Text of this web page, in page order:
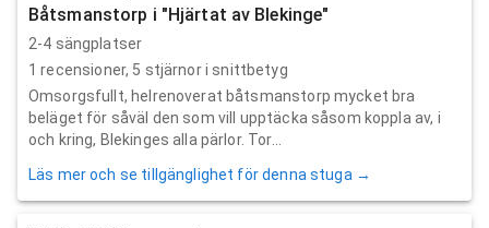
Båtsmanstorp i "Hjärtat av Blekinge"
2-4 sängplatser
1 recensioner, 5 stjärnor i snittbetyg
Omsorgsfullt, helrenoverat båtsmanstorp mycket bra
beläget för såväl den som vill upptäcka såsom koppla av, i
och kring, Blekinges alla pärlor. Tor...
Läs mer och se tillgänglighet för denna stuga →